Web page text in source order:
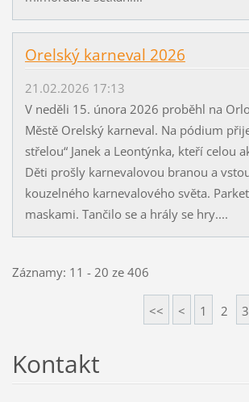
Orelský karneval 2026
21.02.2026 17:13
V neděli 15. února 2026 proběhl na
Městě Orelský karneval. Na pódium
střelou“ Janek a Leontýnka, kteří celou
Děti prošly karnevalovou branou a
kouzelného karnevalového světa.
maskami. Tančilo se a hrály se hry....
Záznamy: 11 - 20 ze 406
<< < 1 2 3
Kontakt